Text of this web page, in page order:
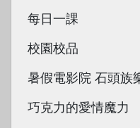
每日一課
校園校品
暑假電影院 石頭族
巧克力的愛情魔力